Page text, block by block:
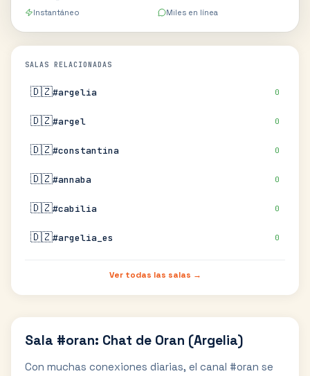
Instantáneo
Miles en línea
SALAS RELACIONADAS
🇩🇿#argelia 0
🇩🇿#argel 0
🇩🇿#constantina 0
🇩🇿#annaba 0
🇩🇿#cabilia 0
🇩🇿#argelia_es 0
Ver todas las salas →
Sala #oran: Chat de Oran (Argelia)
Con muchas conexiones diarias, el canal #oran se